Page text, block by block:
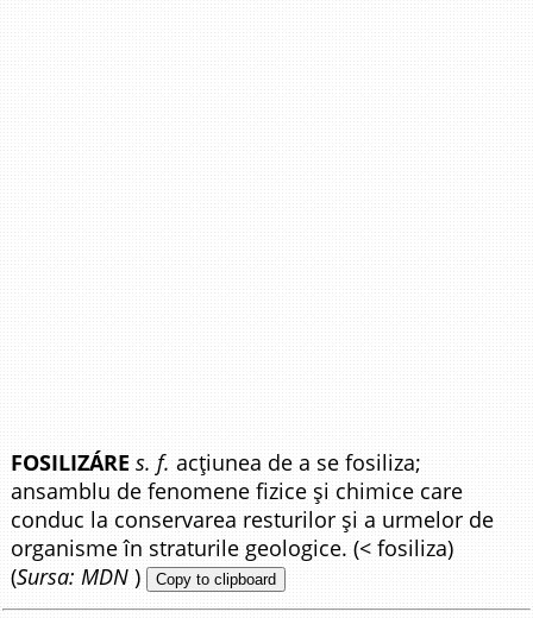
FOSILIZÁRE s. f. acțiunea de a se fosiliza;
ansamblu de fenomene fizice și chimice care
conduc la conservarea resturilor și a urmelor de
organisme în straturile geologice. (< fosiliza)
(Sursa: MDN ) Copy to clipboard